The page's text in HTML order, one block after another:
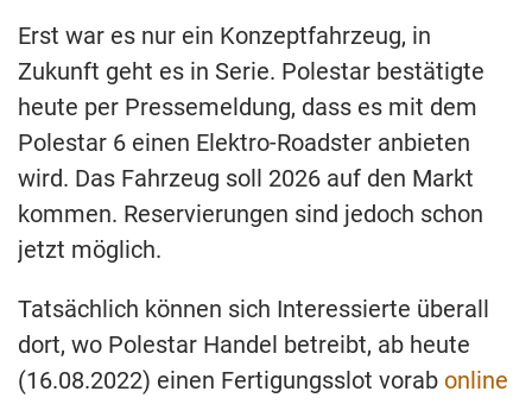
Erst war es nur ein Konzeptfahrzeug, in
Zukunft geht es in Serie. Polestar bestätigte
heute per Pressemeldung, dass es mit dem
Polestar 6 einen Elektro-Roadster anbieten
wird. Das Fahrzeug soll 2026 auf den Markt
kommen. Reservierungen sind jedoch schon
jetzt möglich.
Tatsächlich können sich Interessierte überall
dort, wo Polestar Handel betreibt, ab heute
(16.08.2022) einen Fertigungsslot vorab online